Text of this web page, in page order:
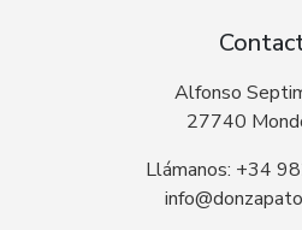
Alfonso
27740
Llámanos: +34